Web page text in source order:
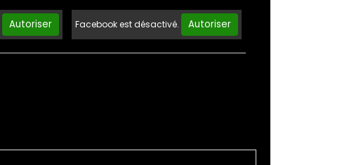
Autoriser Facebook est désactivé. Autoriser